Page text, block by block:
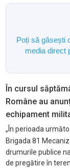
Poți să găsești
media direct
În cursul
Române au
echipament
„În perioada
Brigada 81
drumurile publice
de pregătire în